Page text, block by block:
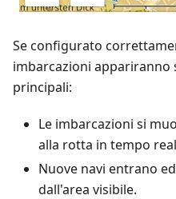
Se configurato
imbarcazioni appariranno
principali:
Le imbarcazioni si
alla rotta in tempo
Nuove navi entrano
dall'area visibile.